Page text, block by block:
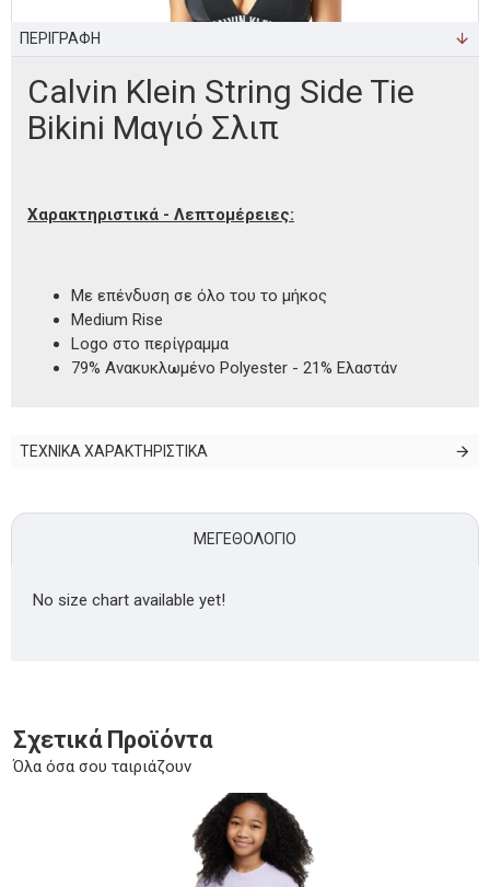
ΠΕΡΙΓΡΑΦΗ
Calvin Klein String Side Tie
Bikini Μαγιό Σλιπ
Χαρακτηριστικά - Λεπτομέρειες:
Με επένδυση σε όλο του το μήκος
Medium Rise
Logo στο περίγραμμα
79% Ανακυκλωμένο Polyester - 21% Ελαστάν
ΤΕΧΝΙΚΑ ΧΑΡΑΚΤΗΡΙΣΤΙΚΑ
ΜΕΓΕΘΟΛΌΓΙΟ
No size chart available yet!
Σχετικά Προϊόντα
Όλα όσα σου ταιριάζουν